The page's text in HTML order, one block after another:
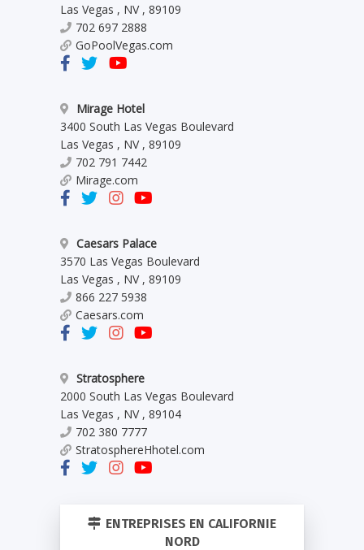
Las Vegas , NV, 89109
702 697 2888
GoPoolVegas.com
Mirage Hotel
3400 South Las Vegas Boulevard
Las Vegas , NV, 89109
702 791 7442
Mirage.com
Caesars Palace
3570 Las Vegas Boulevard
Las Vegas , NV, 89109
866 227 5938
Caesars.com
Stratosphere
2000 South Las Vegas Boulevard
Las Vegas , NV, 89104
702 380 7777
StratosphereHhotel.com
ENTREPRISES EN CALIFORNIE
NORD